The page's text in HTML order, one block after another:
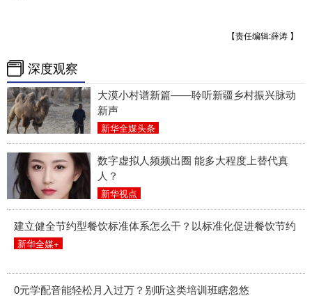
【责任编辑:薛涛 】
深度观察
大漠小村谱新篇——聆听新疆乡村振兴脉动
新声
新华全媒头条
数字虚拟人频频出圈 能多大程度上替代真
人？
新华视点
建立健全节约型餐饮标准体系怎么干？以标准化促进餐饮节约
新华全媒+
0元学配音能轻松月入过万？别听这类培训班瞎忽悠